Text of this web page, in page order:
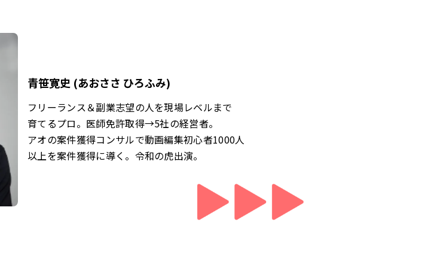
青笹寛史 (あおささ ひろふみ)
フリーランス＆副業志望の人を現場レベルまで
育てるプロ。医師免許取得→5社の経営者。
アオの案件獲得コンサルで動画編集初心者1000人
以上を案件獲得に導く。令和の虎出演。